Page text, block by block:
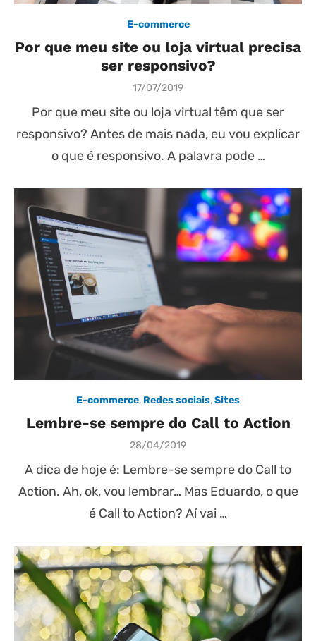
E-commerce
Por que meu site ou loja virtual precisa
ser responsivo?
Posted
17/07/2019
Por que meu site ou loja virtual têm que ser
responsivo? Antes de mais nada, eu vou explicar
o que é responsivo. A palavra pode …
E-commerce, Redes sociais,Sites
Lembre-se sempre do Call to Action
Posted
28/04/2019
A dica de hoje é: Lembre-se sempre do Call to
Action. Ah, ok, vou lembrar… Mas Eduardo, o que
é Call to Action? Aí vai …